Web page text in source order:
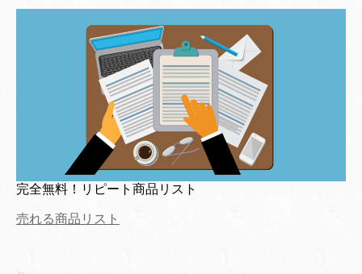
完全無料！リピート商品リスト
売れる商品リスト